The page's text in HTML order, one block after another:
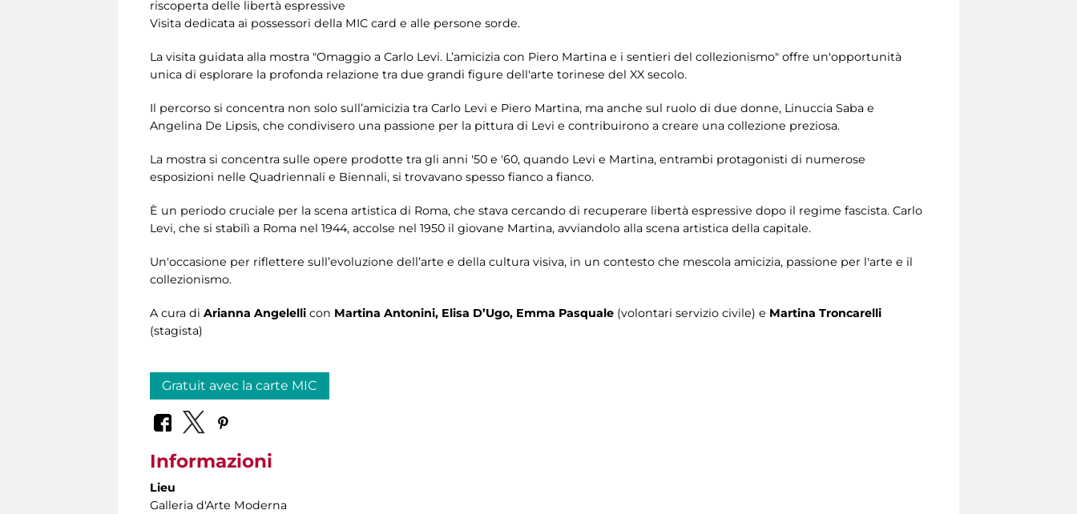
riscoperta delle libertà espressive
Visita dedicata ai possessori della MIC card e alle persone sorde.
La visita guidata alla mostra "Omaggio a Carlo Levi. L’amicizia con Piero Martina e i sentieri del collezionismo" offre un'opportunità
unica di esplorare la profonda relazione tra due grandi figure dell'arte torinese del XX secolo.
Il percorso si concentra non solo sull’amicizia tra Carlo Levi e Piero Martina, ma anche sul ruolo di due donne, Linuccia Saba e
Angelina De Lipsis, che condivisero una passione per la pittura di Levi e contribuirono a creare una collezione preziosa.
La mostra si concentra sulle opere prodotte tra gli anni '50 e '60, quando Levi e Martina, entrambi protagonisti di numerose
esposizioni nelle Quadriennali e Biennali, si trovavano spesso fianco a fianco.
È un periodo cruciale per la scena artistica di Roma, che stava cercando di recuperare libertà espressive dopo il regime fascista. Carlo
Levi, che si stabilì a Roma nel 1944, accolse nel 1950 il giovane Martina, avviandolo alla scena artistica della capitale.
Un'occasione per riflettere sull’evoluzione dell’arte e della cultura visiva, in un contesto che mescola amicizia, passione per l'arte e il
collezionismo.
A cura di Arianna Angelelli con Martina Antonini, Elisa D’Ugo, Emma Pasquale (volontari servizio civile) e Martina Troncarelli
(stagista)
Gratuit avec la carte MIC
Informazioni
Lieu
Galleria d'Arte Moderna